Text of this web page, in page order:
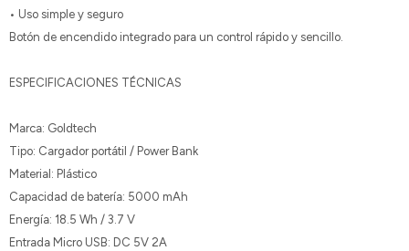
• Uso simple y seguro
Botón de encendido integrado para un control rápido y sencillo.
ESPECIFICACIONES TÉCNICAS
Marca: Goldtech
Tipo: Cargador portátil / Power Bank
Material: Plástico
Capacidad de batería: 5000 mAh
Energía: 18.5 Wh / 3.7 V
Entrada Micro USB: DC 5V 2A